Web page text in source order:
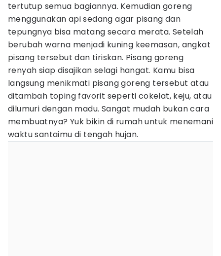
tertutup semua bagiannya. Kemudian goreng
menggunakan api sedang agar pisang dan
tepungnya bisa matang secara merata. Setelah
berubah warna menjadi kuning keemasan, angkat
pisang tersebut dan tiriskan. Pisang goreng
renyah siap disajikan selagi hangat. Kamu bisa
langsung menikmati pisang goreng tersebut atau
ditambah toping favorit seperti cokelat, keju, atau
dilumuri dengan madu. Sangat mudah bukan cara
membuatnya? Yuk bikin di rumah untuk menemani
waktu santaimu di tengah hujan.